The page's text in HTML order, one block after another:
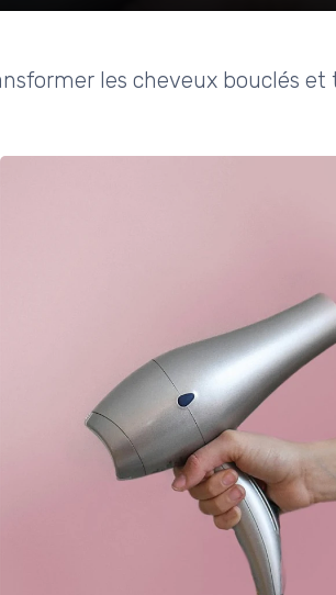
les cheveux bouclés et